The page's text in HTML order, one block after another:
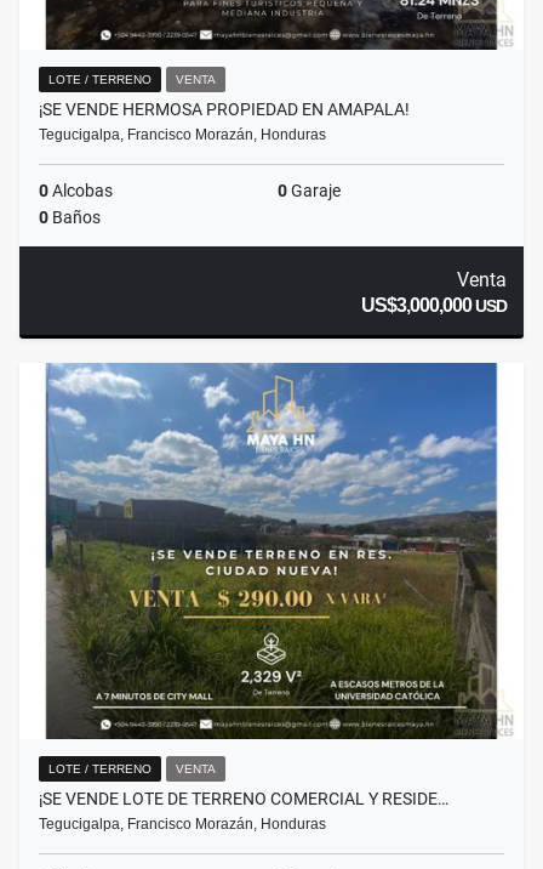
LOTE / TERRENO VENTA
¡SE VENDE HERMOSA PROPIEDAD EN AMAPALA!
Tegucigalpa, Francisco Morazán, Honduras
0Alcobas 0Garaje
0 Baños
Venta
US$3,000,000USD
LOTE / TERRENO VENTA
¡SE VENDE LOTE DE TERRENO COMERCIAL Y RESIDE…
Tegucigalpa, Francisco Morazán, Honduras